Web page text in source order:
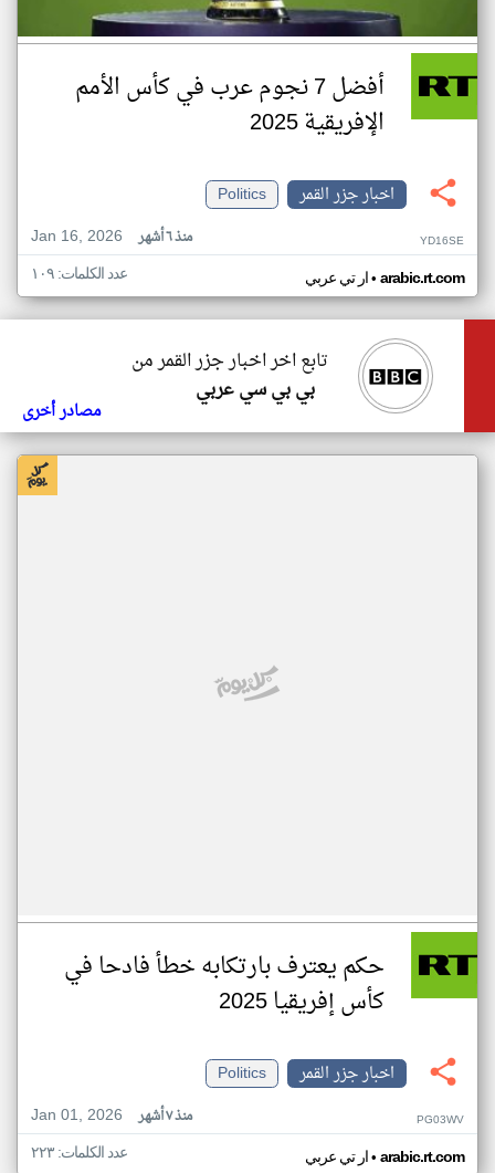
أفضل 7 نجوم عرب في كأس الأمم
الإفريقية 2025
اخبار جزر القمر
Politics
Jan 16, 2026
منذ ٦ أشهر YD16SE
ار تي عربي• arabic.rt.com عدد الكلمات: ١٠٩
تابع اخر اخبار جزر القمر من
بي بي سي عربي
مصادر أخرى
حكم يعترف بارتكابه خطأ فادحا في
كأس إفريقيا 2025
اخبار جزر القمر
Politics
Jan 01, 2026
منذ ٧ أشهر PG03WV
ار تي عربي• arabic.rt.com عدد الكلمات: ٢٢٣